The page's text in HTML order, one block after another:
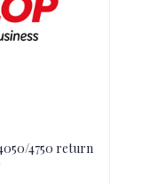
4750 return